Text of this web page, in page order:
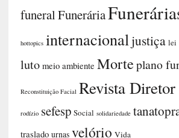
funeralFunerária
hottopics internacionaljustiça lei
luto meio ambiente Morteplano
Reconstituição Facial Revista
rodízio sefesp Social solidariedade
traslado urnas velório Vida